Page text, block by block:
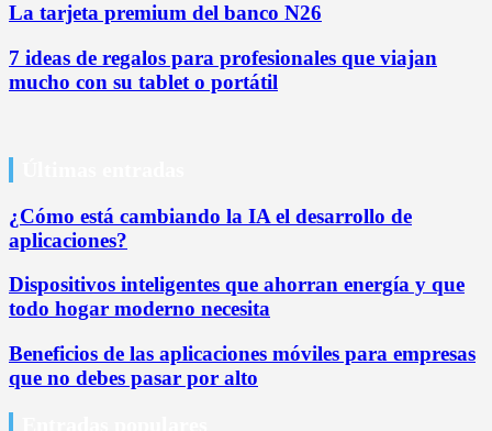
La tarjeta premium del banco N26
7 ideas de regalos para profesionales que viajan
mucho con su tablet o portátil
¿Cómo está cambiando la IA el desarrollo de
aplicaciones?
Dispositivos inteligentes que ahorran energía y que
todo hogar moderno necesita
Beneficios de las aplicaciones móviles para empresas
que no debes pasar por alto